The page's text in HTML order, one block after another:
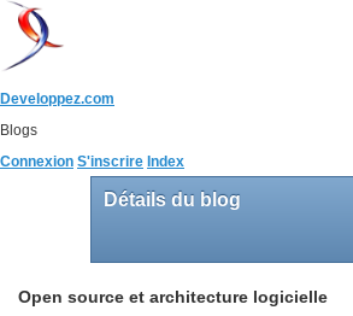
Developpez.com
Blogs
Connexion S'inscrire Index
Détails du blog
Open source et architecture logicielle